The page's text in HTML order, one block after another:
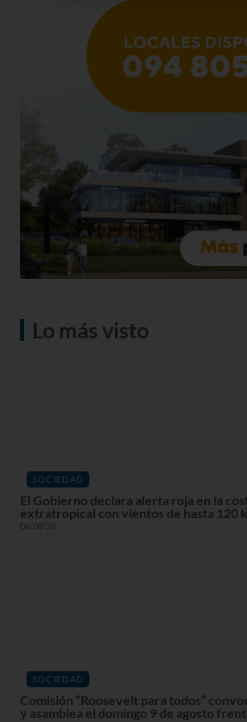
Lo más visto
SOCIEDAD
El Gobierno declara alerta roja en la
extratropical con vientos de hasta 120
06/08/26
SOCIEDAD
Comisión “Roosevelt para todos”
y asamblea el domingo 9 de agosto